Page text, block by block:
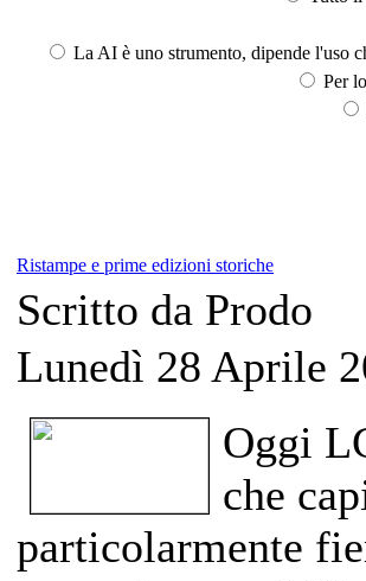
La AI è uno strumento, dipende l'uso
Per
Ristampe e prime edizioni storiche
Scritto da Prodo
Lunedì 28 Aprile
Oggi
che
particolarmente